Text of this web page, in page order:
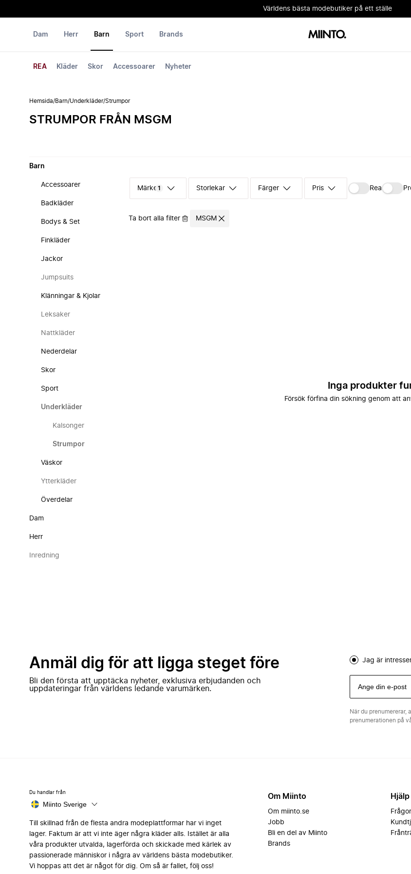
Världens bästa modebutiker på ett ställe
Dam Herr Barn
REA Kläder Skor Accessoarer Nyheter
Sport Brands
Hemsida/Barn/Underkläder/Strumpor
STRUMPOR FRÅN MSGM
Barn
Accessoarer
Badkläder
Bodys & Set
Finkläder
Jackor
Jumpsuits
Klänningar & Kjolar
Leksaker
Nattkläder
Nederdelar
Skor
Sport
Underkläder
Kalsonger
Strumpor
Väskor
Ytterkläder
Överdelar
Dam
Herr
Inredning
Märke 1 Storlekar Färger Pris Rea
Ta bort alla filter MSGM
Inga produkter
Försök förfina din sökning genom att
Anmäl dig för att ligga steget före
Bli den första att upptäcka nyheter, exklusiva erbjudanden och
uppdateringar från världens ledande varumärken.
Jag är
När du prenumererar,
prenumerationen på
Du handlar från
Miinto Sverige
Till skillnad från de flesta andra modeplattformar har vi inget
lager. Faktum är att vi inte äger några kläder alls. Istället är alla
våra produkter utvalda, lagerförda och skickade med kärlek av
passionerade människor i några av världens bästa modebutiker.
Vi hoppas att det är något för dig. Om så är fallet, följ oss!
Om Miinto
Om miinto.se
Jobb
Bli en del av Miinto
Brands
Hjälp